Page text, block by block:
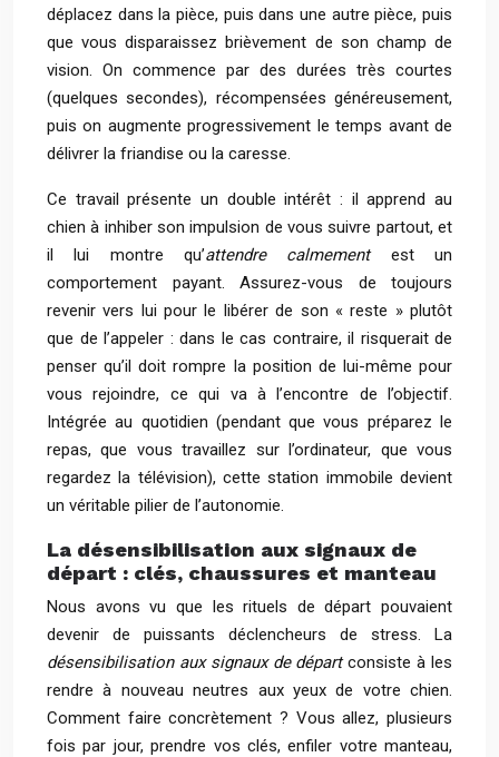
déplacez dans la pièce, puis dans une autre pièce, puis
que vous disparaissez brièvement de son champ de
vision. On commence par des durées très courtes
(quelques secondes), récompensées généreusement,
puis on augmente progressivement le temps avant de
délivrer la friandise ou la caresse.
Ce travail présente un double intérêt : il apprend au
chien à inhiber son impulsion de vous suivre partout, et
il lui montre qu’attendre calmementest un
comportement payant. Assurez-vous de toujours
revenir vers lui pour le libérer de son « reste » plutôt
que de l’appeler : dans le cas contraire, il risquerait de
penser qu’il doit rompre la position de lui-même pour
vous rejoindre, ce qui va à l’encontre de l’objectif.
Intégrée au quotidien (pendant que vous préparez le
repas, que vous travaillez sur l’ordinateur, que vous
regardez la télévision), cette station immobile devient
un véritable pilier de l’autonomie.
La désensibilisation aux signaux de
départ : clés, chaussures et manteau
Nous avons vu que les rituels de départ pouvaient
devenir de puissants déclencheurs de stress. La
désensibilisation aux signaux de départconsiste à les
rendre à nouveau neutres aux yeux de votre chien.
Comment faire concrètement ? Vous allez, plusieurs
fois par jour, prendre vos clés, enfiler votre manteau,